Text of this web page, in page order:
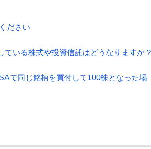
ださい
いる株式や投資信託はどうなりますか？
で同じ銘柄を買付して100株となった場